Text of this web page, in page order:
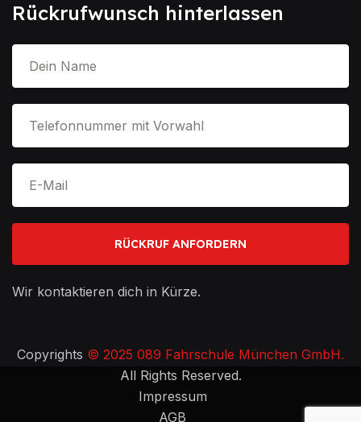
Rückrufwunsch hinterlassen
Wir kontaktieren dich in Kürze.
Copyrights © 2025 089 Fahrschule München GmbH.
All Rights Reserved.
Impressum
AGB